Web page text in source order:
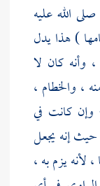
الله عليه
) هذا يدل
، وأنه كان لا
، والخطام ،
وإن كانت في
إنه يجعل
يزم به ،